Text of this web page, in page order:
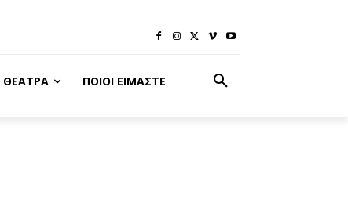
ΘΈΑΤΡΑ ΠΟΙΟΙ ΕΊΜΑΣΤΕ